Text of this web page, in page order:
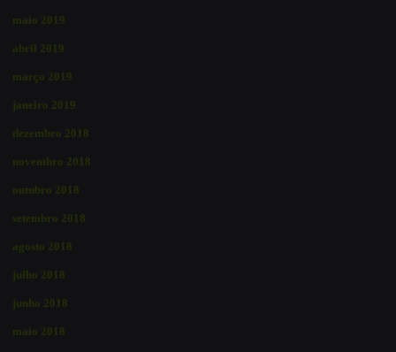
maio 2019
abril 2019
março 2019
janeiro 2019
dezembro 2018
novembro 2018
outubro 2018
setembro 2018
agosto 2018
julho 2018
junho 2018
maio 2018